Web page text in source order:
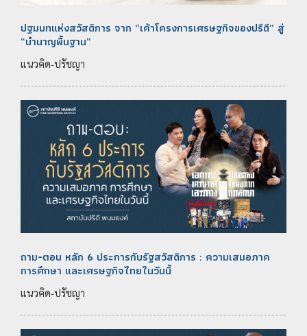
ปฐมบทแห่งสวัสดิการ จาก “เค้าโครงการเศรษฐกิจของปรีดี” สู่
“บำนาญพื้นฐาน”
แนวคิด-ปรัชญา
ถาม-ตอบ หลัก 6 ประการกับรัฐสวัสดิการ : ความเสมอภาค
การศึกษา และเศรษฐกิจไทยในวันนี้
แนวคิด-ปรัชญา